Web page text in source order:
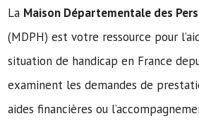
La Maison Départementale des
(MDPH) est votre ressource pour
situation de handicap en France
examinent les demandes de
aides financières ou